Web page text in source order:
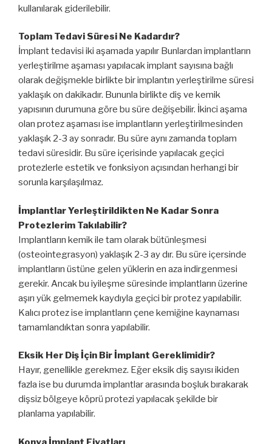
kullanılarak giderilebilir.
Toplam Tedavi Süresi Ne Kadardır?
İmplant tedavisi iki aşamada yapılır Bunlardan implantların
yerleştirilme aşaması yapılacak implant sayısına bağlı
olarak değişmekle birlikte bir implantın yerleştirilme süresi
yaklaşık on dakikadır. Bununla birlikte diş ve kemik
yapısının durumuna göre bu süre değişebilir. İkinci aşama
olan protez aşaması ise implantların yerleştirilmesinden
yaklaşık 2-3 ay sonradır. Bu süre aynı zamanda toplam
tedavi süresidir. Bu süre içerisinde yapılacak geçici
protezlerle estetik ve fonksiyon açısından herhangi bir
sorunla karşılaşılmaz.
İmplantlar Yerleştirildikten Ne Kadar Sonra
Protezlerim Takılabilir?
Implantların kemik ile tam olarak bütünleşmesi
(osteointegrasyon) yaklaşık 2-3 ay dır. Bu süre içersinde
implantların üstüne gelen yüklerin en aza indirgenmesi
gerekir. Ancak bu iyileşme süresinde implantların üzerine
aşırı yük gelmemek kaydıyla geçici bir protez yapılabilir.
Kalıcı protez ise implantların çene kemiğine kaynaması
tamamlandıktan sonra yapılabilir.
Eksik Her Diş İçin Bir İmplant Gereklimidir?
Hayır, genellikle gerekmez. Eğer eksik diş sayısı ikiden
fazla ise bu durumda implantlar arasında boşluk bırakarak
dişsiz bölgeye köprü protezi yapılacak şekilde bir
planlama yapılabilir.